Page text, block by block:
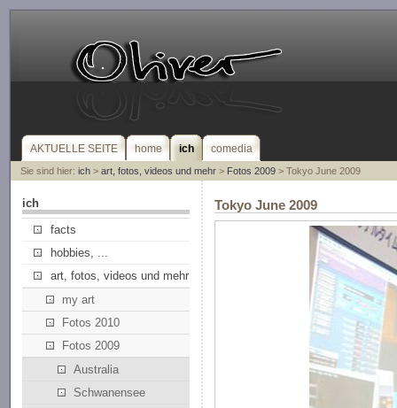
AKTUELLE SEITE home ich comedia
Sie sind hier: ich> art, fotos, videos und mehr> Fotos 2009> Tokyo June 2009
ich
facts
hobbies, ...
art, fotos, videos und mehr
my art
Fotos 2010
Fotos 2009
Australia
Schwanensee
Tokyo June 2009